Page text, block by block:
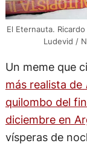
El Eternauta.
Ludevid /
Un meme que
más realista de
quilombo del
diciembre en
vísperas de